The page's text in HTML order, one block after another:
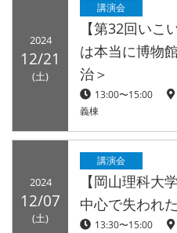
2024
12/21
(土)
講演会
【第32回いこ
は本当に博物
治＞
13:00〜15:00
義棟
2024
12/07
(土)
講演会
【岡山理科大
中心で失われ
13:30〜15:00